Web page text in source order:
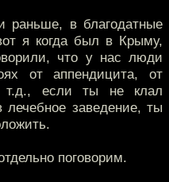
раньше, в благодатные
я когда был в Крыму,
что у нас люди
от аппендицита, от
т.д., если ты не клал
заведение, ты
поговорим.